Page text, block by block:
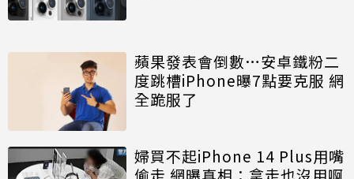
蘋果發表會倒數…安卓鐵粉二
度跳槽iPhone曝7點要克服 網
全跪服了
婦買不起iPhone 14 Plus用嘴
偷走 網曝真相：拿走也沒用啊